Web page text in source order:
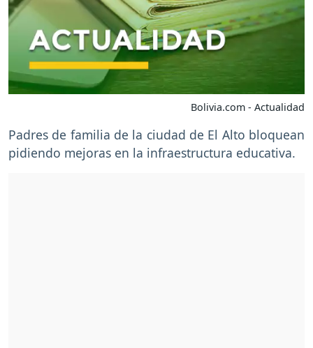
Bolivia.com - Actualidad
Padres de familia de la ciudad de El Alto bloquean
pidiendo mejoras en la infraestructura educativa.